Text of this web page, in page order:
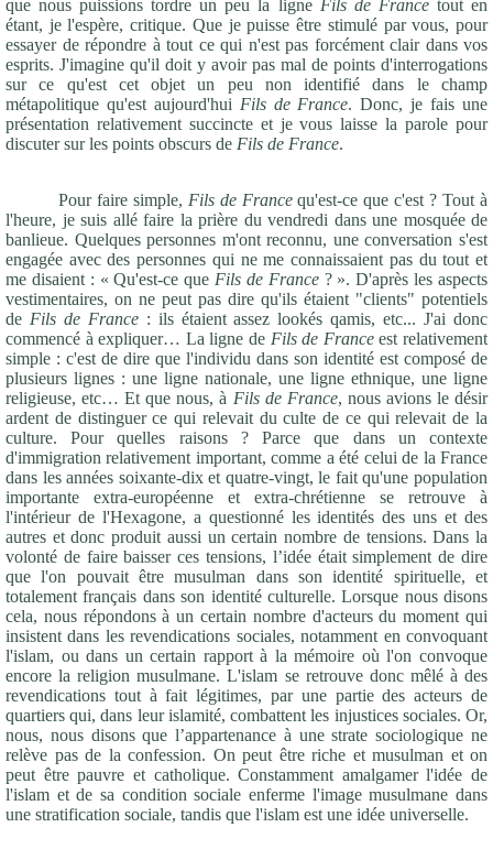
que nous puissions tordre un peu la ligne Fils de Francetout en
étant, je l'espère, critique. Que je puisse être stimulé par vous, pour
essayer de répondre à tout ce qui n'est pas forcément clair dans vos
esprits. J'imagine qu'il doit y avoir pas mal de points d'interrogations
sur ce qu'est cet objet un peu non identifié dans le champ
métapolitique qu'est aujourd'hui Fils de France. Donc, je fais une
présentation relativement succincte et je vous laisse la parole pour
discuter sur les points obscurs de Fils de France.
Pour faire simple, Fils de Francequ'est-ce que c'est ? Tout à
l'heure, je suis allé faire la prière du vendredi dans une mosquée de
banlieue. Quelques personnes m'ont reconnu, une conversation s'est
engagée avec des personnes qui ne me connaissaient pas du tout et
me disaient : « Qu'est-ce que Fils de France ? ». D'après les aspects
vestimentaires, on ne peut pas dire qu'ils étaient "clients" potentiels
de Fils de France : ils étaient assez lookés qamis, etc... J'ai donc
commencé à expliquer… La ligne de Fils de Franceest relativement
simple : c'est de dire que l'individu dans son identité est composé de
plusieurs lignes : une ligne nationale, une ligne ethnique, une ligne
religieuse, etc… Et que nous, à Fils de France, nous avions le désir
ardent de distinguer ce qui relevait du culte de ce qui relevait de la
culture. Pour quelles raisons ? Parce que dans un contexte
d'immigration relativement important, comme a été celui de la France
dans les années soixante-dix et quatre-vingt, le fait qu'une population
importante extra-européenne et extra-chrétienne se retrouve à
l'intérieur de l'Hexagone, a questionné les identités des uns et des
autres et donc produit aussi un certain nombre de tensions. Dans la
volonté de faire baisser ces tensions, l’idée était simplement de dire
que l'on pouvait être musulman dans son identité spirituelle, et
totalement français dans son identité culturelle. Lorsque nous disons
cela, nous répondons à un certain nombre d'acteurs du moment qui
insistent dans les revendications sociales, notamment en convoquant
l'islam, ou dans un certain rapport à la mémoire où l'on convoque
encore la religion musulmane. L'islam se retrouve donc mêlé à des
revendications tout à fait légitimes, par une partie des acteurs de
quartiers qui, dans leur islamité, combattent les injustices sociales. Or,
nous, nous disons que l’appartenance à une strate sociologique ne
relève pas de la confession. On peut être riche et musulman et on
peut être pauvre et catholique. Constamment amalgamer l'idée de
l'islam et de sa condition sociale enferme l'image musulmane dans
une stratification sociale, tandis que l'islam est une idée universelle.